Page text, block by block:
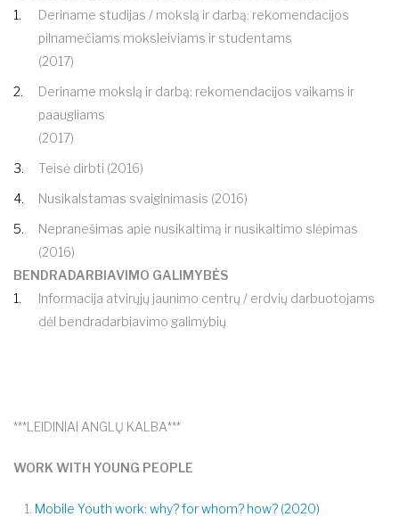
Deriname studijas / mokslą ir darbą: rekomendacijos
pilnamečiams moksleiviams ir studentams
(2017)
Deriname mokslą ir darbą: rekomendacijos vaikams ir
paaugliams
(2017)
Teisė dirbti (2016)
Nusikalstamas svaiginimasis (2016)
Nepranešimas apie nusikaltimą ir nusikaltimo slėpimas
(2016)
BENDRADARBIAVIMO GALIMYBĖS
Informacija atvirųjų jaunimo centrų / erdvių darbuotojams
dėl bendradarbiavimo galimybių
***LEIDINIAI ANGLŲ KALBA***
WORK WITH YOUNG PEOPLE
1. Mobile Youth work: why? for whom? how? (2020)